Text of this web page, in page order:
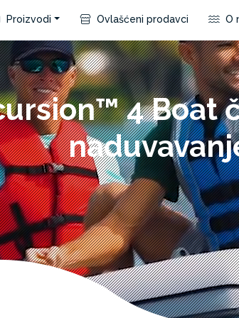
Proizvodi Ovlašćeni prodavci O
4 Boat